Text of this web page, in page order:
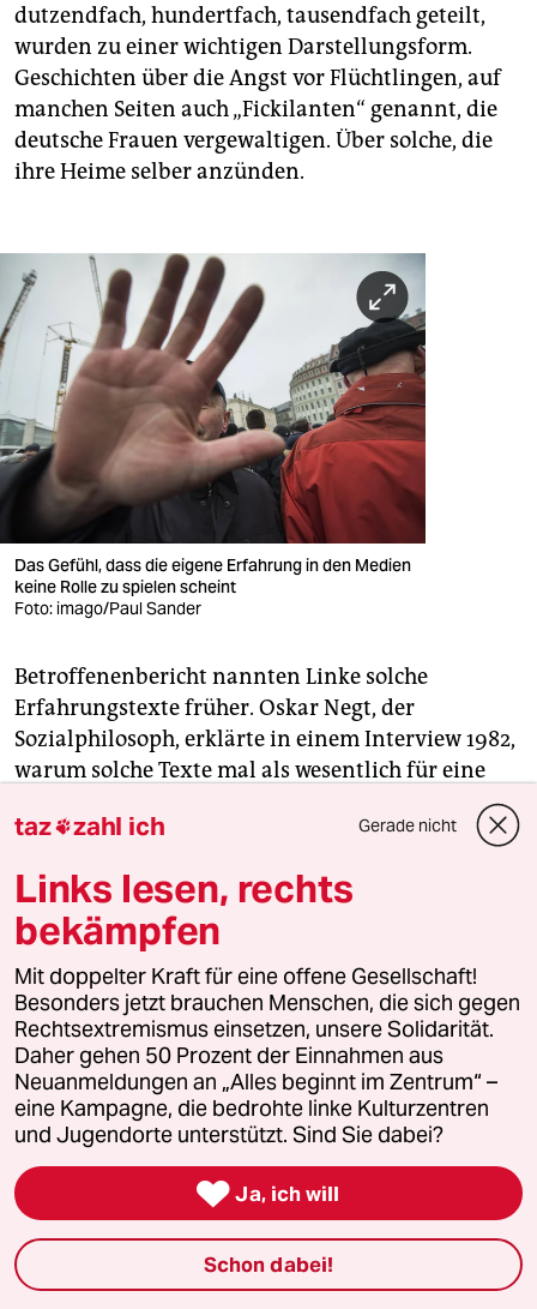
dutzendfach, hundertfach, tausendfach geteilt,
wurden zu einer wichtigen Darstellungsform.
Geschichten über die Angst vor Flüchtlingen, auf
manchen Seiten auch „Fickilanten“ genannt, die
deutsche Frauen vergewaltigen. Über solche, die
ihre Heime selber anzünden.
Das Gefühl, dass die eigene Erfahrung in den Medien
keine Rolle zu spielen scheint
Foto: imago/Paul Sander
Betroffenenbericht nannten Linke solche
Erfahrungstexte früher. Oskar Negt, der
Sozialphilosoph, erklärte in einem Interview 1982,
warum solche Texte mal als wesentlich für eine
linke Gegenöffentlichkeit galten: „Jeder, der etwas
zu sagen hatte, suggerierte durch seinen
dass er es sagte.“ Das gilt heute wieder.
Negt sagte auch: „Es war nicht die Frage, ob denn
das nun verallgemeinerungsfähige Erfahrungen
sind.“ Ein ähnliches Denken heißt jetzt
„postfaktisch“ und gilt als Spezialdisziplin der
Neuen Rechten, seit der erste AfD-Politiker
argumentierte, mit Statistiken über die
Kriminalität von Ausländern brauche man ihm
nicht zu kommen. Entscheidend sei, was die
Menschen fühlen.
Das ist zum Haareraufen. War das Richtige von
taz zahl ich Gerade nicht
Links lesen, rechts
bekämpfen
Mit doppelter Kraft für eine offene Gesellschaft!
Besonders jetzt brauchen Menschen, die sich gegen
Rechtsextremismus einsetzen, unsere Solidarität.
Daher gehen 50 Prozent der Einnahmen aus
Neuanmeldungen an „Alles beginnt im Zentrum“ –
eine Kampagne, die bedrohte linke Kulturzentren
und Jugendorte unterstützt. Sind Sie dabei?
 Ja, ich will
Schon dabei!